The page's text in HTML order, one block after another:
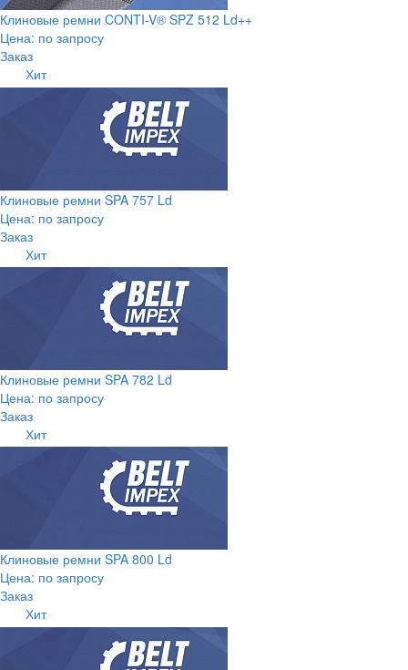
Клиновые ремни CONTI-V® SPZ 512 Ld++
Цена: по запросу
Заказ
Хит
Клиновые ремни SPA 757 Ld
Цена: по запросу
Заказ
Хит
Клиновые ремни SPA 782 Ld
Цена: по запросу
Заказ
Хит
Клиновые ремни SPA 800 Ld
Цена: по запросу
Заказ
Хит